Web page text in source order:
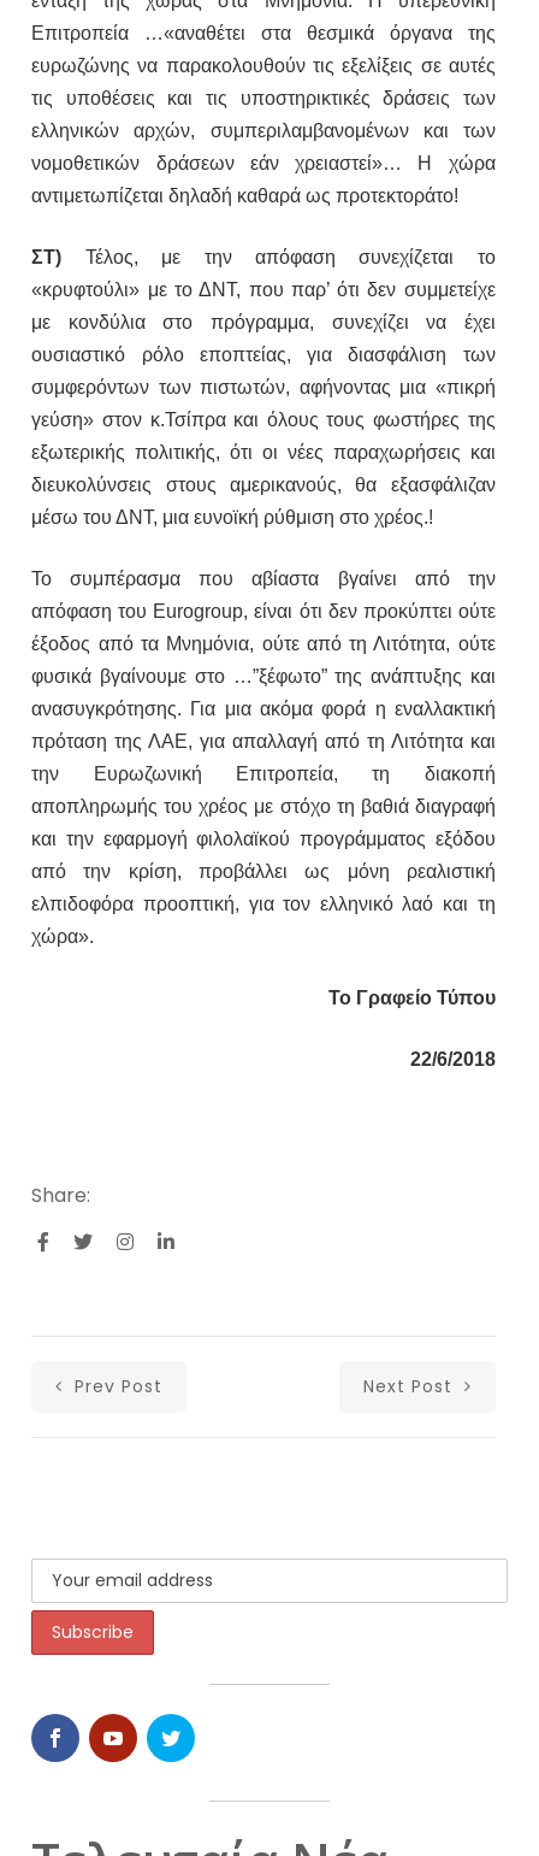
Επιτροπεία …«αναθέτει στα θεσμικά όργανα της
ευρωζώνης να παρακολουθούν τις εξελίξεις σε αυτές
τις υποθέσεις και τις υποστηρικτικές δράσεις των
ελληνικών αρχών, συμπεριλαμβανομένων και των
νομοθετικών δράσεων εάν χρειαστεί»… Η χώρα
αντιμετωπίζεται δηλαδή καθαρά ως προτεκτοράτο!
ΣΤ) Τέλος, με την απόφαση συνεχίζεται το
«κρυφτούλι» με το ΔΝΤ, που παρ’ ότι δεν συμμετείχε
με κονδύλια στο πρόγραμμα, συνεχίζει να έχει
ουσιαστικό ρόλο εποπτείας, για διασφάλιση των
συμφερόντων των πιστωτών, αφήνοντας μια «πικρή
γεύση» στον κ.Τσίπρα και όλους τους φωστήρες της
εξωτερικής πολιτικής, ότι οι νέες παραχωρήσεις και
διευκολύνσεις στους αμερικανούς, θα εξασφάλιζαν
μέσω του ΔΝΤ, μια ευνοϊκή ρύθμιση στο χρέος.!
Το συμπέρασμα που αβίαστα βγαίνει από την
απόφαση του Eurogroup, είναι ότι δεν προκύπτει ούτε
έξοδος από τα Μνημόνια, ούτε από τη Λιτότητα, ούτε
φυσικά βγαίνουμε στο …”ξέφωτο” της ανάπτυξης και
ανασυγκρότησης. Για μια ακόμα φορά η εναλλακτική
πρόταση της ΛΑΕ, για απαλλαγή από τη Λιτότητα και
την Ευρωζωνική Επιτροπεία, τη διακοπή
αποπληρωμής του χρέος με στόχο τη βαθιά διαγραφή
και την εφαρμογή φιλολαϊκού προγράμματος εξόδου
από την κρίση, προβάλλει ως μόνη ρεαλιστική
ελπιδοφόρα προοπτική, για τον ελληνικό λαό και τη
χώρα».
Το Γραφείο Τύπου
22/6/2018
Share:
Prev Post Next Post